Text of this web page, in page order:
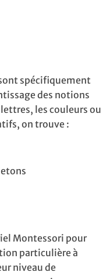
spécifiquement
des notions
les couleurs ou
on trouve :
Montessori pour
particulière à
niveau de